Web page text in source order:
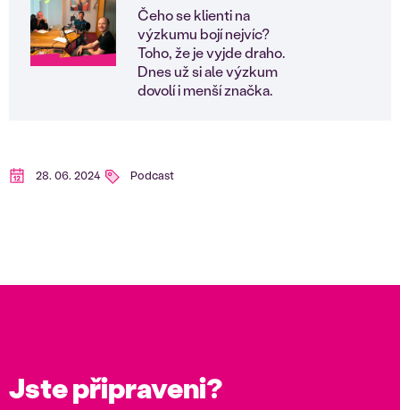
Čeho se klienti na
výzkumu bojí nejvíc?
Toho, že je vyjde draho.
Dnes už si ale výzkum
dovolí i menší značka.
28. 06. 2024 Podcast
Jste připraveni?